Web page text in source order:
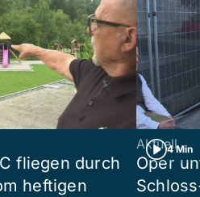
fliegen durch
heftigen
4 Min
Aktuell
Oper